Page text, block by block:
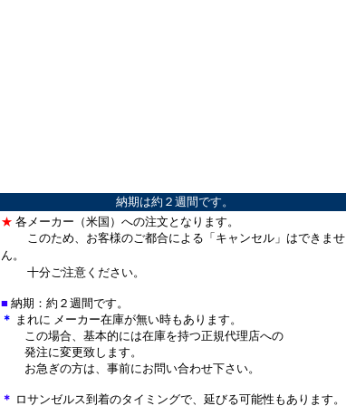
納期は約２週間です。
★ 各メーカー（米国）への注文となります。
このため、お客様のご都合による「キャンセル」はできませ
ん。
十分ご注意ください。
■ 納期：約２週間です。
＊ まれに メーカー在庫が無い時もあります。
この場合、基本的には在庫を持つ正規代理店への
発注に変更致します。
お急ぎの方は、事前にお問い合わせ下さい。
＊ ロサンゼルス到着のタイミングで、延びる可能性もあります。